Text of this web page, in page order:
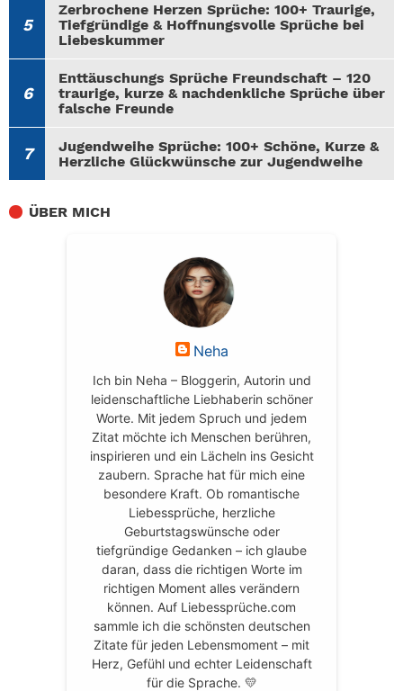
Zerbrochene Herzen Sprüche: 100+ Traurige,
Tiefgründige & Hoffnungsvolle Sprüche bei
Liebeskummer
Enttäuschungs Sprüche Freundschaft – 120
traurige, kurze & nachdenkliche Sprüche über
falsche Freunde
Jugendweihe Sprüche: 100+ Schöne, Kurze &
Herzliche Glückwünsche zur Jugendweihe
ÜBER MICH
Neha
Ich bin Neha – Bloggerin, Autorin und
leidenschaftliche Liebhaberin schöner
Worte. Mit jedem Spruch und jedem
Zitat möchte ich Menschen berühren,
inspirieren und ein Lächeln ins Gesicht
zaubern. Sprache hat für mich eine
besondere Kraft. Ob romantische
Liebessprüche, herzliche
Geburtstagswünsche oder
tiefgründige Gedanken – ich glaube
daran, dass die richtigen Worte im
richtigen Moment alles verändern
können. Auf Liebessprüche.com
sammle ich die schönsten deutschen
Zitate für jeden Lebensmoment – mit
Herz, Gefühl und echter Leidenschaft
für die Sprache. 💛